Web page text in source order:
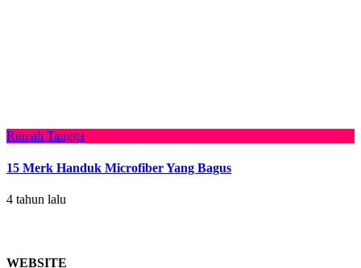
Rumah Tangga
15 Merk Handuk Microfiber Yang Bagus
4 tahun lalu
WEBSITE